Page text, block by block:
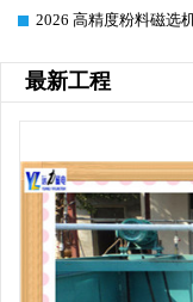
2026 高精度粉料磁选
最新工程